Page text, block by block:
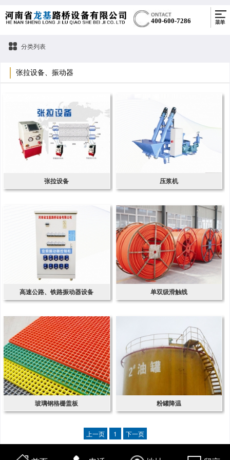
400-600-7286
分类列表
张拉设备、振动器
张拉设备 压浆机
高速公路、铁路振动器设备 单双级滑触线
玻璃钢格栅盖板 粉罐降温
上一页 1 下一页